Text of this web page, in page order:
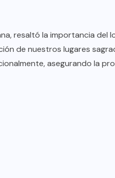
resaltó la importancia del
de nuestros lugares
asegurando la